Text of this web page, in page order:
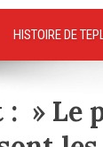
HISTOIRE DE
» Le